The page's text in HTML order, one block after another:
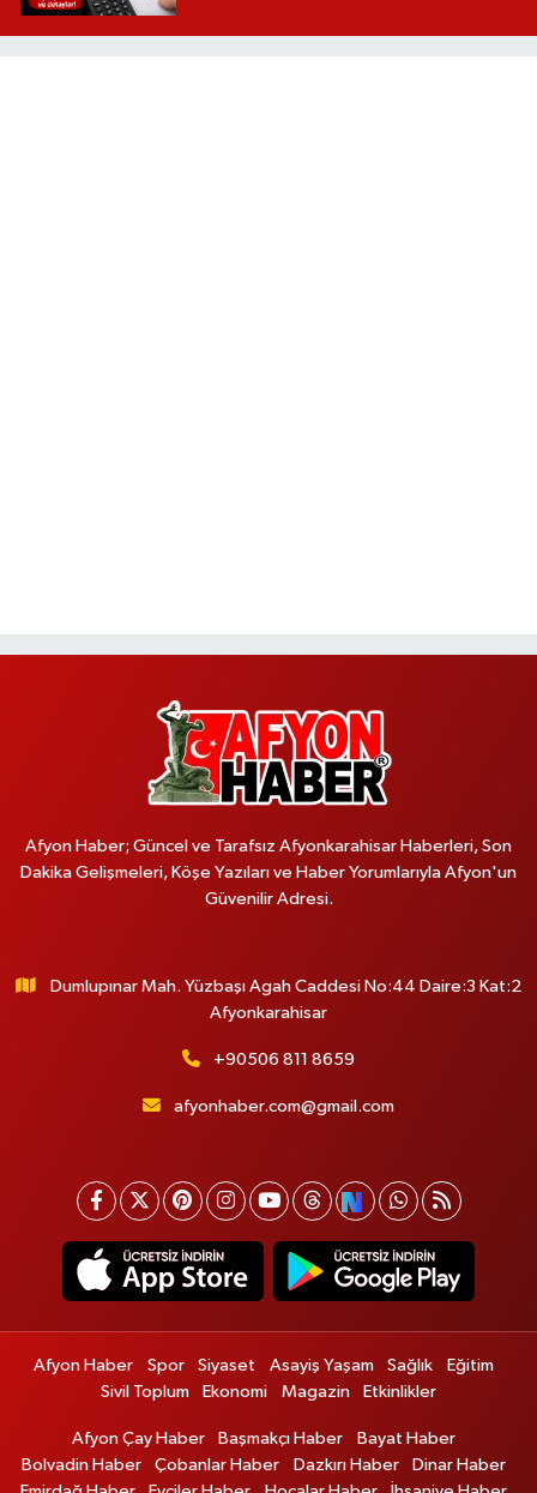
Afyon Haber; Güncel ve Tarafsız Afyonkarahisar Haberleri, Son
Dakika Gelişmeleri, Köşe Yazıları ve Haber Yorumlarıyla Afyon'un
Güvenilir Adresi.
Dumlupınar Mah. Yüzbaşı Agah Caddesi No:44 Daire:3 Kat:2
Afyonkarahisar
+90506 811 8659
afyonhaber.com@gmail.com
Afyon Haber Spor Siyaset Asayiş Yaşam Sağlık
Eğitim
Sivil Toplum
Ekonomi Magazin Etkinlikler
Afyon Çay Haber Başmakçı Haber
Bayat Haber
Bolvadin Haber
Çobanlar Haber Dazkırı Haber
Dinar Haber